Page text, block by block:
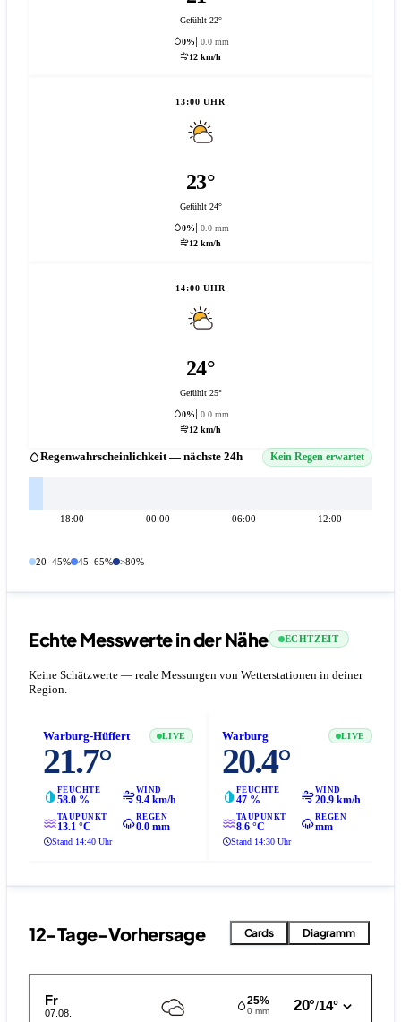
Gefühlt 22°
0%
0.0 mm
12 km/h
13:00 UHR
23°
Gefühlt 24°
0%
0.0 mm
12 km/h
14:00 UHR
24°
Gefühlt 25°
0%
0.0 mm
12 km/h
Regenwahrscheinlichkeit — nächste 24h Kein Regen erwartet
18:00 00:00 06:00 12:00
20–45% 45–65% >80%
Echte Messwerte in der Nähe ECHTZEIT
Keine Schätzwerte — reale Messungen von Wetterstationen in deiner
Region.
Warburg-Hüffert LIVE
21.7°
FEUCHTE
58.0 %
WIND
9.4 km/h
TAUPUNKT
13.1 °C
REGEN
0.0 mm
Stand 14:40 Uhr
Warburg LIVE
20.4°
FEUCHTE
47 %
WIND
20.9 km/h
TAUPUNKT
8.6 °C
REGEN
mm
Stand 14:30 Uhr
12-Tage-Vorhersage Cards Diagramm
Fr
07.08.
25%
0 mm 20°/14°